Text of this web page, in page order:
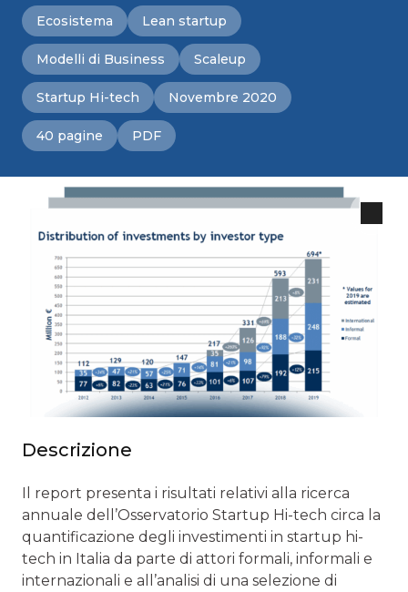
Ecosistema Lean startup
Modelli di Business Scaleup
Startup Hi-tech Novembre 2020
40 pagine PDF
Descrizione
Il report presenta i risultati relativi alla ricerca
annuale dell’Osservatorio Startup Hi-tech circa la
quantificazione degli investimenti in startup hi-
tech in Italia da parte di attori formali, informali e
internazionali e all’analisi di una selezione di